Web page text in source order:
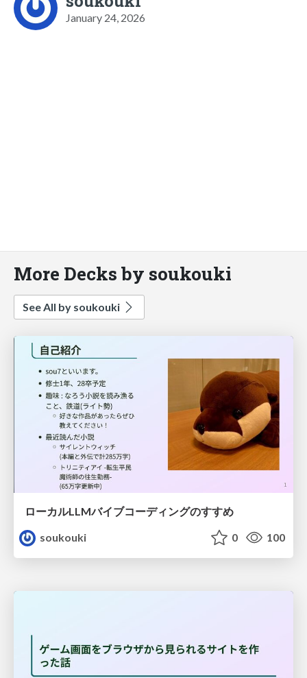
January 24, 2026
More Decks by soukouki
See All by soukouki
ローカルLLMバイブコーディングのすすめ
soukouki
0 100